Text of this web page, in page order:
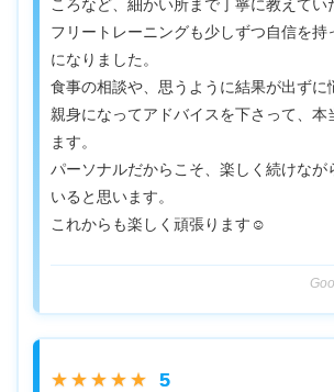
ころなど、細かい所まで丁寧に教えてい
フリートレーニングも少しずつ自信を持
になりました。
食事の相談や、思うように結果が出ずに
親身になってアドバイスを下さって、本
ます。
パーソナルだからこそ、楽しく続けなが
いると思います。
これからも楽しく頑張ります☺️
★★★★★ 5